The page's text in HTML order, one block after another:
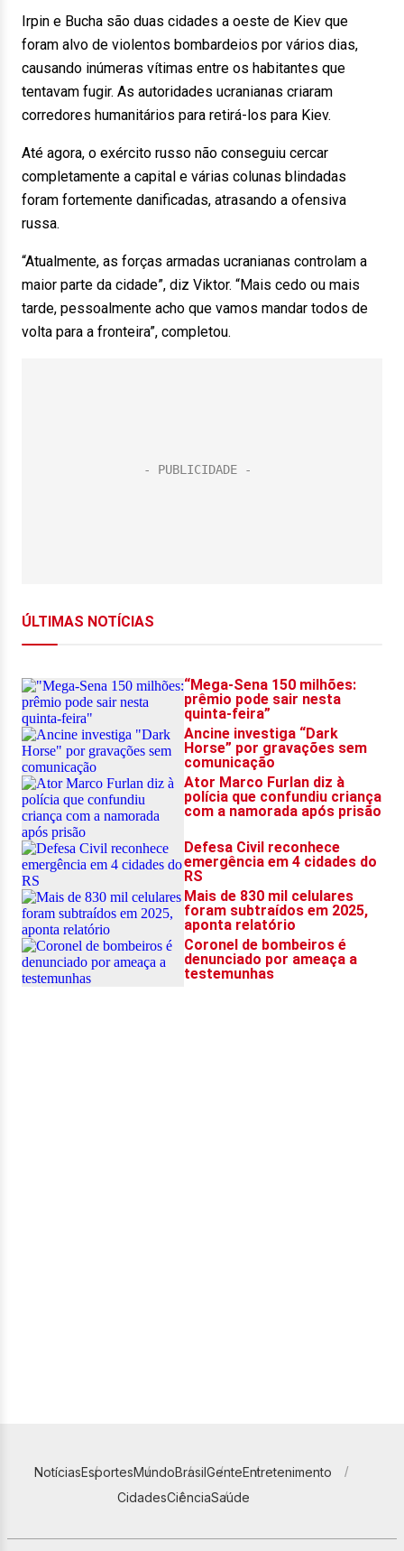
Irpin e Bucha são duas cidades a oeste de Kiev que
foram alvo de violentos bombardeios por vários dias,
causando inúmeras vítimas entre os habitantes que
tentavam fugir. As autoridades ucranianas criaram
corredores humanitários para retirá-los para Kiev.
Até agora, o exército russo não conseguiu cercar
completamente a capital e várias colunas blindadas
foram fortemente danificadas, atrasando a ofensiva
russa.
“Atualmente, as forças armadas ucranianas controlam a
maior parte da cidade”, diz Viktor. “Mais cedo ou mais
tarde, pessoalmente acho que vamos mandar todos de
volta para a fronteira”, completou.
NotíciasEsportesMundoBrasilGenteEntretenimento
CidadesCiênciaSaúde